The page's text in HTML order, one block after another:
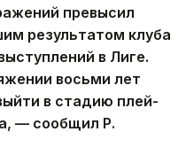
превысил
результатом клуба
в Лиге.
восьми лет
в стадию плей-
— сообщил Р.